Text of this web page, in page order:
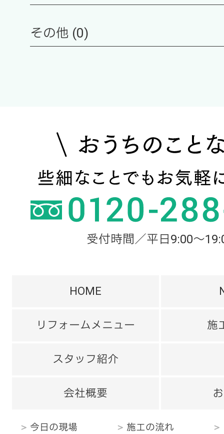
その他 (0)
受付時間／平日9:00～
HOME
リフォームメニュー 施
スタッフ紹介
会社概要
今日の現場 施工の流れ